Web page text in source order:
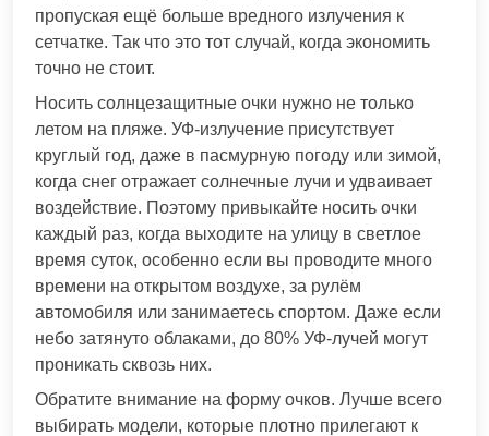
пропуская ещё больше вредного излучения к
сетчатке. Так что это тот случай, когда экономить
точно не стоит.
Носить солнцезащитные очки нужно не только
летом на пляже. УФ-излучение присутствует
круглый год, даже в пасмурную погоду или зимой,
когда снег отражает солнечные лучи и удваивает
воздействие. Поэтому привыкайте носить очки
каждый раз, когда выходите на улицу в светлое
время суток, особенно если вы проводите много
времени на открытом воздухе, за рулём
автомобиля или занимаетесь спортом. Даже если
небо затянуто облаками, до 80% УФ-лучей могут
проникать сквозь них.
Обратите внимание на форму очков. Лучше всего
выбирать модели, которые плотно прилегают к